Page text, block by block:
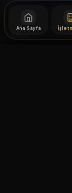
Ana Sayfa
İletişim